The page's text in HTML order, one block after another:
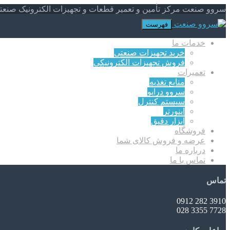
سروو صنعت مرکز تأمین و تعمیر قطعات و تجهیزات الکترونیک
فهرست
خدمات ما
خرید تجهیزات صنعتی
فروش تجهیزات الکترونیکی
تعمیرات
منابع تغذیه
سروو درایو
سیستم کنترل
اینورتر
ابزار دقیق
فروشگاه
عرضه و فروش کالای شما
درباره ما
تماس با ما
تماس
3910 282 0912
7728 3355 028